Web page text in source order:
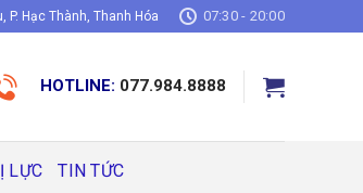
P. Hạc Thành, Thanh Hóa 07:30 - 20:00
HOTLINE: 077.984.8888
LỰC TIN TỨC